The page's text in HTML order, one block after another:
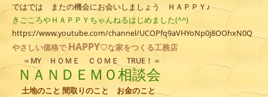
ではでは またの機会にお会いしましょう ＨＡＰＰＹ♪
きごころやＨＡＰＰＹちゃんねるはじめました(^^)
https://www.youtube.com/channel/UCOPfq9aVHYoNp0j8OOhxN0Q
やさしい価格でHAPPY♡な家をつくる工務店
＝MY ＨＯＭＥ ＣＯＭＥ TRUE！＝
ＮＡＮＤＥＭＯ相談会
土地のこと 間取りのこと お金のこと